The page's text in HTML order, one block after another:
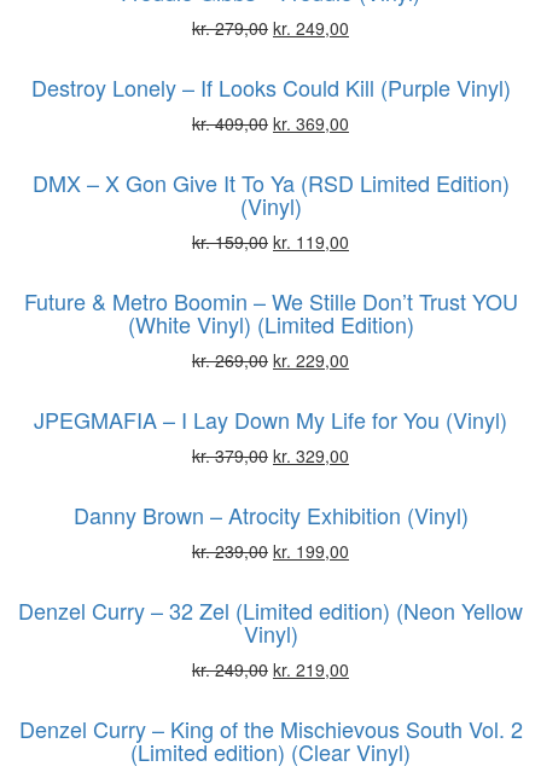
kr.279,00 kr. 249,00
Destroy Lonely – If Looks Could Kill (Purple Vinyl)
kr.409,00 kr. 369,00
DMX – X Gon Give It To Ya (RSD Limited Edition)
(Vinyl)
kr.159,00 kr. 119,00
Future & Metro Boomin – We Stille Don’t Trust YOU
(White Vinyl) (Limited Edition)
kr.269,00 kr. 229,00
JPEGMAFIA – I Lay Down My Life for You (Vinyl)
kr.379,00 kr. 329,00
Danny Brown – Atrocity Exhibition (Vinyl)
kr.239,00 kr. 199,00
Denzel Curry – 32 Zel (Limited edition) (Neon Yellow
Vinyl)
kr.249,00 kr. 219,00
Denzel Curry – King of the Mischievous South Vol. 2
(Limited edition) (Clear Vinyl)